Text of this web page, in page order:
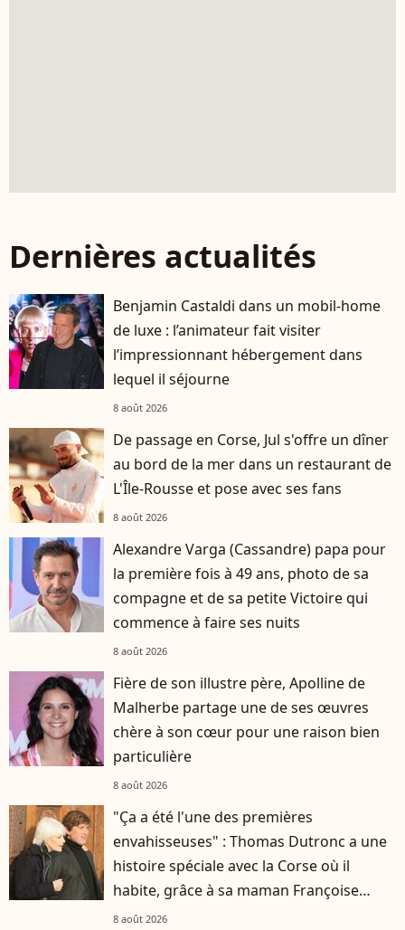
Dernières actualités
Benjamin Castaldi dans un mobil-home
de luxe : l’animateur fait visiter
l’impressionnant hébergement dans
lequel il séjourne
8 août 2026
De passage en Corse, Jul s'offre un dîner
au bord de la mer dans un restaurant de
L'Île-Rousse et pose avec ses fans
8 août 2026
Alexandre Varga (Cassandre) papa pour
la première fois à 49 ans, photo de sa
compagne et de sa petite Victoire qui
commence à faire ses nuits
8 août 2026
Fière de son illustre père, Apolline de
Malherbe partage une de ses œuvres
chère à son cœur pour une raison bien
particulière
8 août 2026
"Ça a été l'une des premières
envahisseuses" : Thomas Dutronc a une
histoire spéciale avec la Corse où il
habite, grâce à sa maman Françoise
Hardy
8 août 2026